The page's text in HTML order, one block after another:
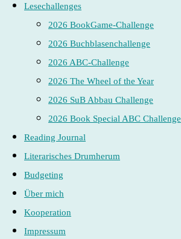
Lesechallenges
2026 BookGame-Challenge
2026 Buchblasenchallenge
2026 ABC-Challenge
2026 The Wheel of the Year
2026 SuB Abbau Challenge
2026 Book Special ABC Challenge
Reading Journal
Literarisches Drumherum
Budgeting
Über mich
Kooperation
Impressum